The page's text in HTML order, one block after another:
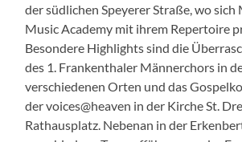
der südlichen Speyerer Straße, wo sich
Music Academy mit ihrem Repertoire
Besondere Highlights sind die
des 1. Frankenthaler Männerchors in
verschiedenen Orten und das
der voices@heaven in der Kirche St.
Rathausplatz. Nebenan in der